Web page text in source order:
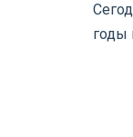
годы